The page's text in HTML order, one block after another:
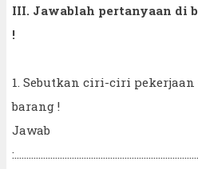
III. Jawablah pertanyaan di
!
1. Sebutkan ciri-ciri
barang !
Jawab